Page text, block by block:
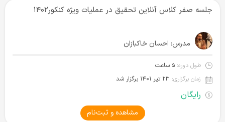
جلسه صفر کلاس آنلاین تحقیق در عملیات ویژه کنکور۱۴۰۲
مدرس: احسان خاکبازان
طول دوره: ۵ ساعت
زمان برگزاری: ۲۳ تیر ۱۴۰۱ برگزار شد
رایگان
مشاهده و ثبت‌نام